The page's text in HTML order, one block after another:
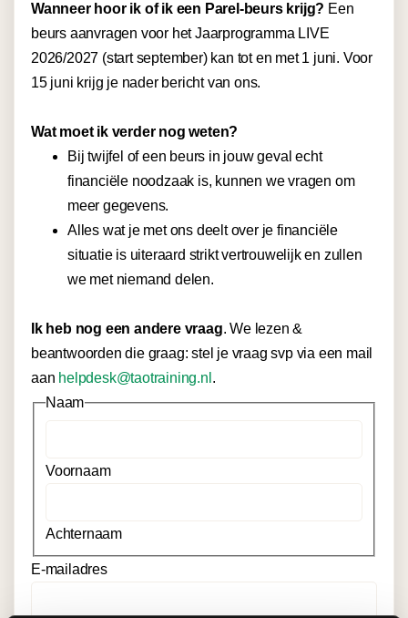
Wanneer hoor ik of ik een Parel-beurs krijg? Een
beurs aanvragen voor het Jaarprogramma LIVE
2026/2027 (start september) kan tot en met 1 juni. Voor
15 juni krijg je nader bericht van ons.
Wat moet ik verder nog weten?
Bij twijfel of een beurs in jouw geval echt
financiële noodzaak is, kunnen we vragen om
meer gegevens.
Alles wat je met ons deelt over je financiële
situatie is uiteraard strikt vertrouwelijk en zullen
we met niemand delen.
Ik heb nog een andere vraag. We lezen &
beantwoorden die graag: stel je vraag svp via een mail
aan helpdesk@taotraining.nl .
Naam
Voornaam
Achternaam
E-mailadres